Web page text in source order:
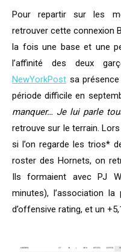
Pour repartir sur les
retrouver cette connexion
la fois une base et une
l’affinité des deux
NewYorkPost sa
période difficile en
manquer… Je lui parle
retrouve sur le terrain.
si l’on regarde les trios*
roster des Hornets, on
Ils formaient avec PJ
minutes), l’association
d’offensive rating, et un